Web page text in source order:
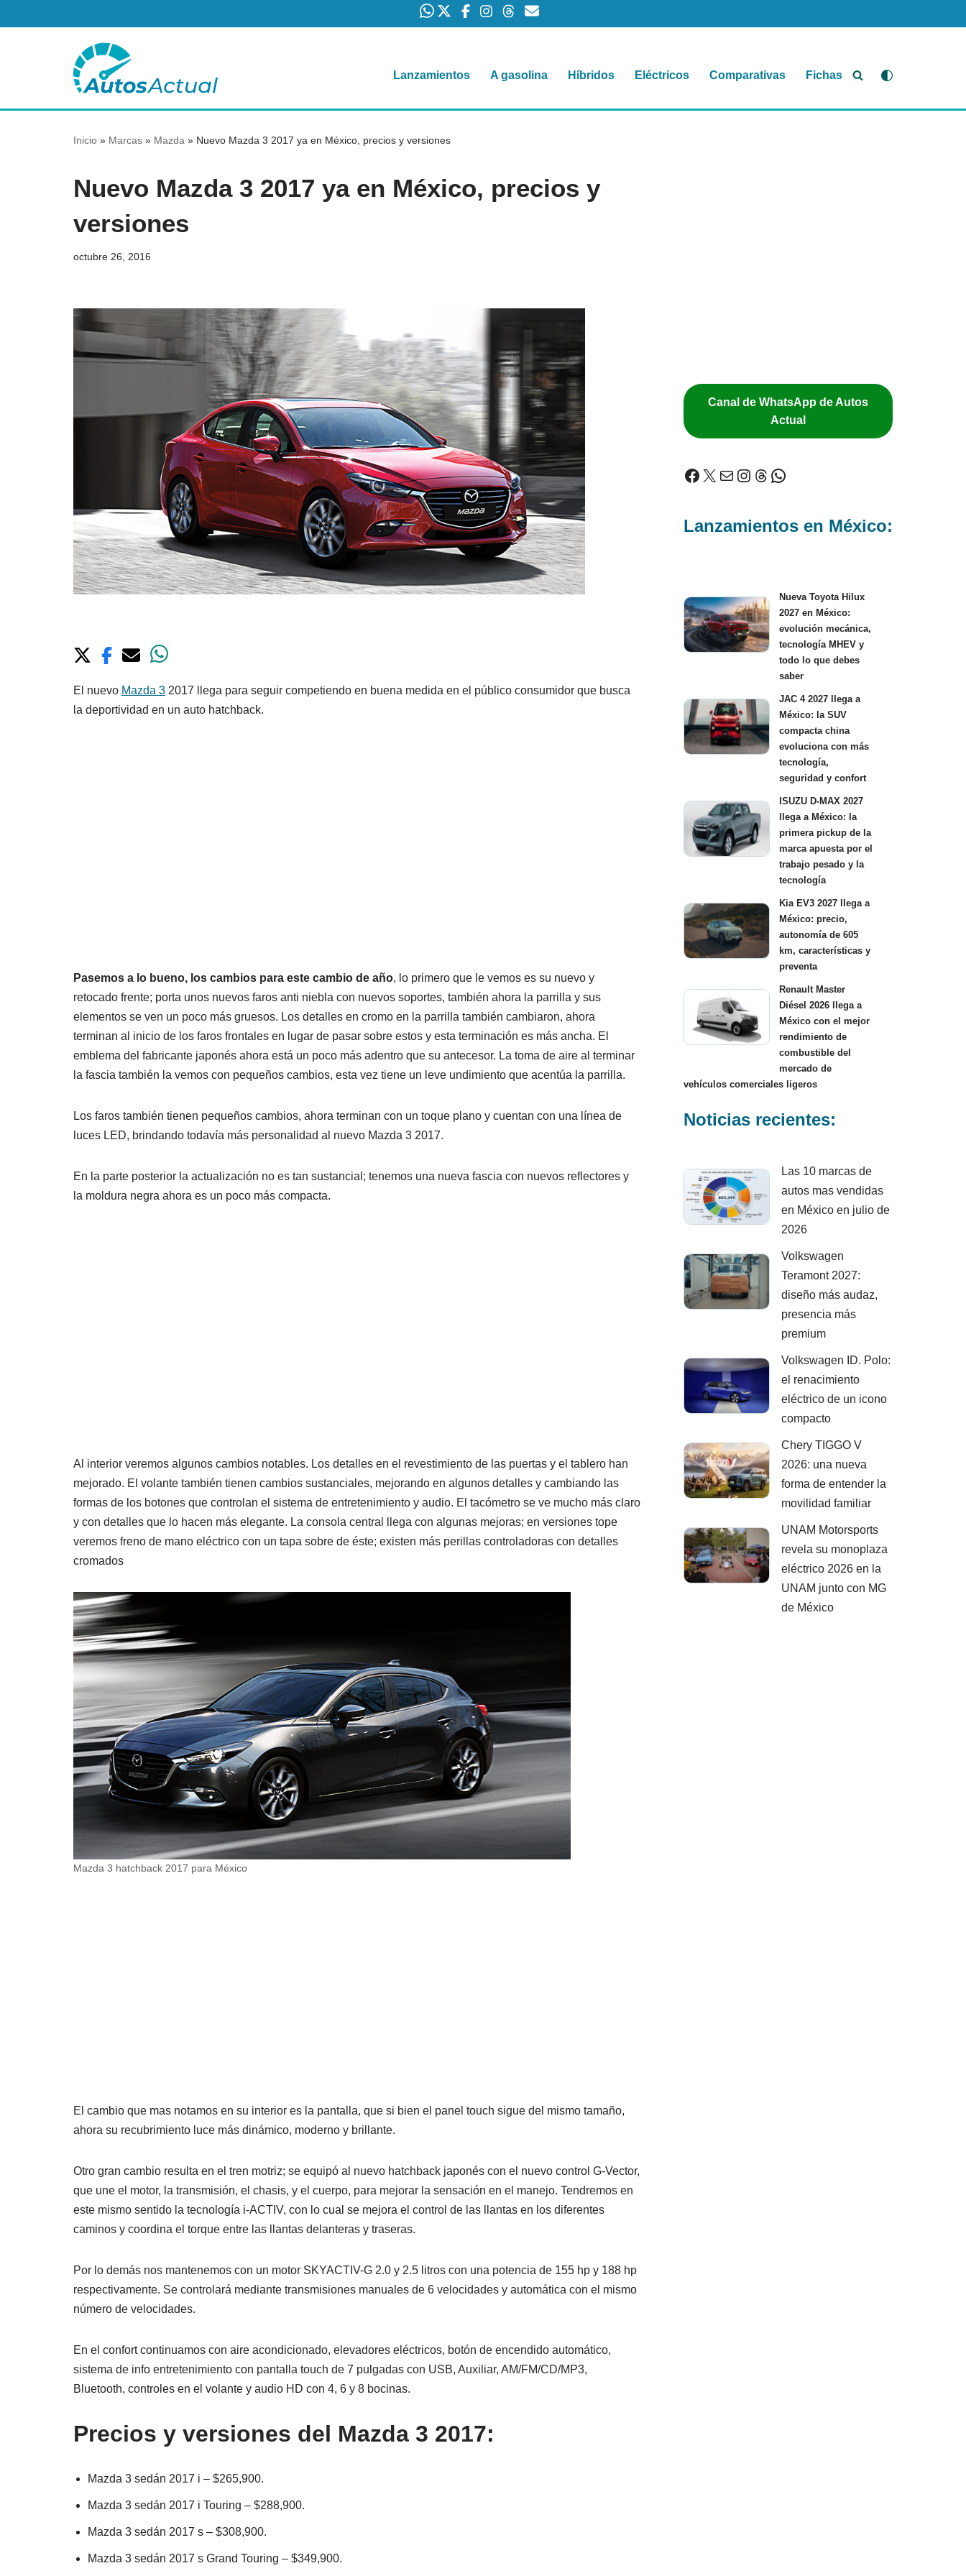
contenido
Lanzamientos A gasolina Híbridos Eléctricos Comparativas Fichas
Inicio » Marcas » Mazda » Nuevo Mazda 3 2017 ya en México, precios y versiones
Nuevo Mazda 3 2017 ya en México, precios y
versiones
octubre 26, 2016
El nuevo Mazda 3 2017 llega para seguir competiendo en buena medida en el público consumidor que busca
la deportividad en un auto hatchback.
Pasemos a lo bueno, los cambios para este cambio de año, lo primero que le vemos es su nuevo y
retocado frente; porta unos nuevos faros anti niebla con nuevos soportes, también ahora la parrilla y sus
elementos se ven un poco más gruesos. Los detalles en cromo en la parrilla también cambiaron, ahora
terminan al inicio de los faros frontales en lugar de pasar sobre estos y esta terminación es más ancha. El
emblema del fabricante japonés ahora está un poco más adentro que su antecesor. La toma de aire al terminar
la fascia también la vemos con pequeños cambios, esta vez tiene un leve undimiento que acentúa la parrilla.
Los faros también tienen pequeños cambios, ahora terminan con un toque plano y cuentan con una línea de
luces LED, brindando todavía más personalidad al nuevo Mazda 3 2017.
En la parte posterior la actualización no es tan sustancial; tenemos una nueva fascia con nuevos reflectores y
la moldura negra ahora es un poco más compacta.
Al interior veremos algunos cambios notables. Los detalles en el revestimiento de las puertas y el tablero han
mejorado. El volante también tienen cambios sustanciales, mejorando en algunos detalles y cambiando las
formas de los botones que controlan el sistema de entretenimiento y audio. El tacómetro se ve mucho más claro
y con detalles que lo hacen más elegante. La consola central llega con algunas mejoras; en versiones tope
veremos freno de mano eléctrico con un tapa sobre de éste; existen más perillas controladoras con detalles
cromados
Mazda 3 hatchback 2017 para México
El cambio que mas notamos en su interior es la pantalla, que si bien el panel touch sigue del mismo tamaño,
ahora su recubrimiento luce más dinámico, moderno y brillante.
Otro gran cambio resulta en el tren motriz; se equipó al nuevo hatchback japonés con el nuevo control G-Vector,
que une el motor, la transmisión, el chasis, y el cuerpo, para mejorar la sensación en el manejo. Tendremos en
este mismo sentido la tecnología i-ACTIV, con lo cual se mejora el control de las llantas en los diferentes
caminos y coordina el torque entre las llantas delanteras y traseras.
Por lo demás nos mantenemos con un motor SKYACTIV-G 2.0 y 2.5 litros con una potencia de 155 hp y 188 hp
respectivamente. Se controlará mediante transmisiones manuales de 6 velocidades y automática con el mismo
número de velocidades.
En el confort continuamos con aire acondicionado, elevadores eléctricos, botón de encendido automático,
sistema de info entretenimiento con pantalla touch de 7 pulgadas con USB, Auxiliar, AM/FM/CD/MP3,
Bluetooth, controles en el volante y audio HD con 4, 6 y 8 bocinas.
Precios y versiones del Mazda 3 2017:
Mazda 3 sedán 2017 i – $265,900.
Mazda 3 sedán 2017 i Touring – $288,900.
Mazda 3 sedán 2017 s – $308,900.
Mazda 3 sedán 2017 s Grand Touring – $349,900.
Canal de WhatsApp de Autos
Actual
Lanzamientos en México:
Nueva Toyota Hilux
2027 en México:
evolución mecánica,
tecnología MHEV y
todo lo que debes
saber
JAC 4 2027 llega a
México: la SUV
compacta china
evoluciona con más
tecnología,
seguridad y confort
ISUZU D-MAX 2027
llega a México: la
primera pickup de la
marca apuesta por el
trabajo pesado y la
tecnología
Kia EV3 2027 llega a
México: precio,
autonomía de 605
km, características y
preventa
Renault Master
Diésel 2026 llega a
México con el mejor
rendimiento de
combustible del
mercado de
vehículos comerciales ligeros
Noticias recientes:
Las 10 marcas de
autos mas vendidas
en México en julio de
2026
Volkswagen
Teramont 2027:
diseño más audaz,
presencia más
premium
Volkswagen ID. Polo:
el renacimiento
eléctrico de un icono
compacto
Chery TIGGO V
2026: una nueva
forma de entender la
movilidad familiar
UNAM Motorsports
revela su monoplaza
eléctrico 2026 en la
UNAM junto con MG
de México